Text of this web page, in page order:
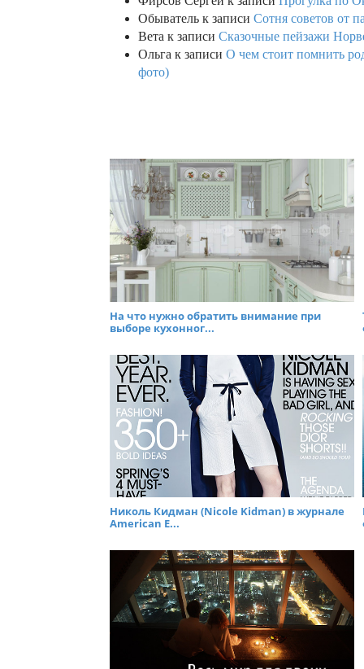
Обыватель к записи Сотня советов от
Вета к записи Сказочные пейзажи
Ольга к записи О чем стоит помнить
фото)
На что нужно обратить внимание при
выборе кухонног...
Николь Кидман (Nicole Kidman) в журнале
American E...